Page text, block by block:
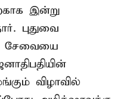
இன்று
புதுவை
சேவையை
விழாவில்